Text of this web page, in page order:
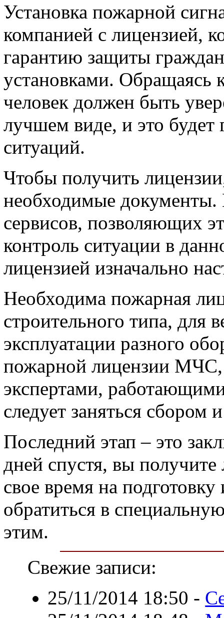
Установка пожарной
компанией с лицензией,
гарантию защиты
установками.
человек должен быть
лучшем виде, и это будет
ситуаций.
Чтобы получить
необходимые документы.
сервисов, позволяющих
контроль ситуации в
лицензией изначально
Необходима пожарная
строительного типа, для
эксплуатации разного
пожарной лицензии МЧС,
экспертами,
следует заняться сбором
Последний этап – это
дней спустя, вы
свое время на
обратиться в
этим.
Свежие записи:
25/11/2014 18:50 -